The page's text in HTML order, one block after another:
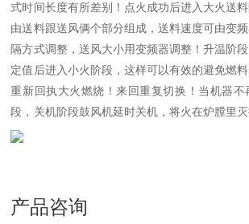
式时间长度有所差别！点火成功后进入大火送
由送料跟送风俩个部分组成，送料速度可由变
隔方式调整，送风大小用变频器调整！升温阶
定值后进入小火阶段，这样可以有效的避免燃
重新回执大火燃烧！来回重复切换！当机器不
段，关机阶段鼓风机延时关机，将火在炉膛里灭
产品咨询